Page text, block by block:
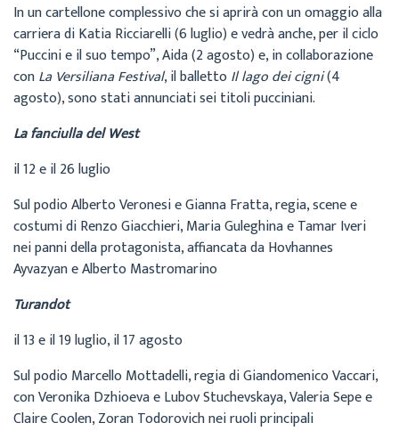
In un cartellone complessivo che si aprirà con un omaggio alla
carriera di Katia Ricciarelli (6 luglio) e vedrà anche, per il ciclo
“Puccini e il suo tempo”, Aida (2 agosto) e, in collaborazione
conLa Versiliana Festival, il balletto Il lago dei cigni(4
agosto), sono stati annunciati sei titoli pucciniani.
La fanciulla del West
il 12 e il 26 luglio
Sul podio Alberto Veronesi e Gianna Fratta, regia, scene e
costumi di Renzo Giacchieri, Maria Guleghina e Tamar Iveri
nei panni della protagonista, affiancata da Hovhannes
Ayvazyan e Alberto Mastromarino
Turandot
il 13 e il 19 luglio, il 17 agosto
Sul podio Marcello Mottadelli, regia di Giandomenico Vaccari,
con Veronika Dzhioeva e Lubov Stuchevskaya, Valeria Sepe e
Claire Coolen, Zoran Todorovich nei ruoli principali